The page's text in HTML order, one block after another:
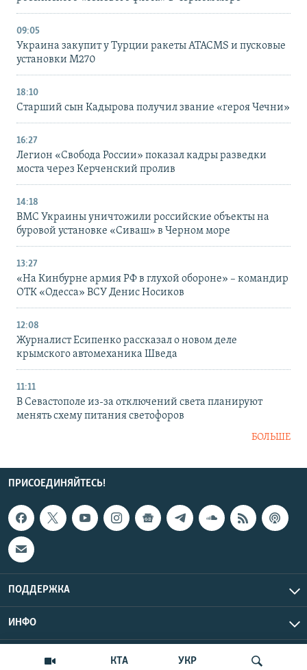
КТА УКР
09:05
Украина закупит у Турции ракеты ATACMS и пусковые
установки M270
18:10
Старший сын Кадырова получил звание «героя Чечни»
16:27
Легион «Свобода России» показал кадры разведки
моста через Керченский пролив
14:18
ВМС Украины уничтожили российские объекты на
буровой установке «Сиваш» в Черном море
13:27
«На Кинбурне армия РФ в глухой обороне» – командир
ОТК «Одесса» ВСУ Денис Носиков
12:08
Журналист Есипенко рассказал о новом деле
крымского автомеханика Шведа
11:11
В Севастополе из-за отключений света планируют
менять схему питания светофоров
БОЛЬШЕ
ПРИСОЕДИНЯЙТЕСЬ!
ПОДДЕРЖКА
ИНФО
Copyright Крым.Реалии, 2026 | Все права защищены.
UTC+3